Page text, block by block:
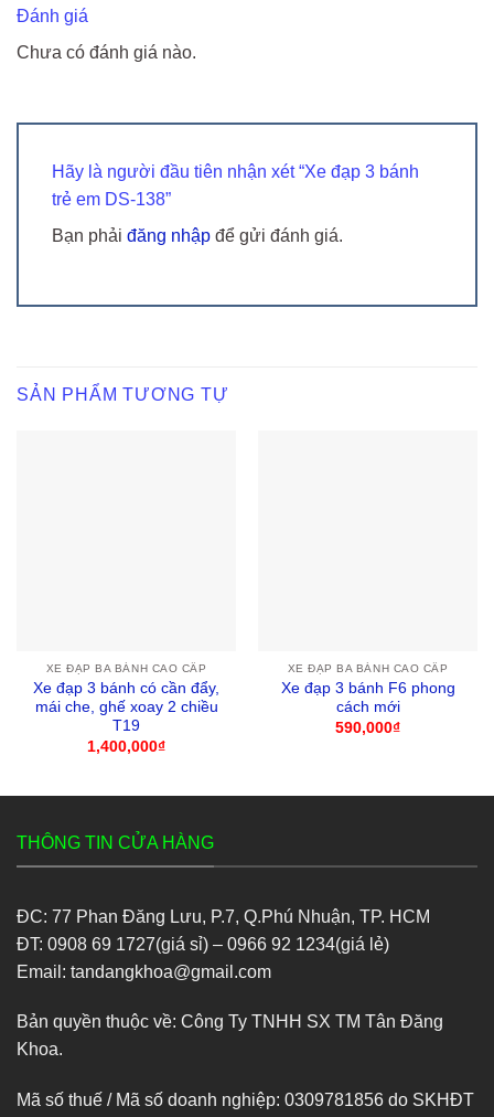
Đánh giá
Chưa có đánh giá nào.
Hãy là người đầu tiên nhận xét “Xe đạp 3 bánh
trẻ em DS-138”
Bạn phải đăng nhập để gửi đánh giá.
SẢN PHẨM TƯƠNG TỰ
XE ĐẠP BA BÁNH CAO CẤP
Xe đạp 3 bánh có cần đẩy,
mái che, ghế xoay 2 chiều
T19
1,400,000₫
XE ĐẠP BA BÁNH CAO CẤP
Xe đạp 3 bánh F6 phong
cách mới
590,000₫
THÔNG TIN CỬA HÀNG
ĐC: 77 Phan Đăng Lưu, P.7, Q.Phú Nhuận, TP. HCM
ĐT: 0908 69 1727(giá sỉ) – 0966 92 1234(giá lẻ)
Email: tandangkhoa@gmail.com
Bản quyền thuộc về: Công Ty TNHH SX TM Tân Đăng
Khoa.
Mã số thuế / Mã số doanh nghiệp: 0309781856 do SKHĐT